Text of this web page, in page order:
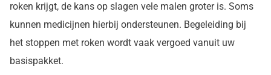
roken krijgt, de kans op slagen vele malen groter is. Soms
kunnen medicijnen hierbij ondersteunen. Begeleiding bij
het stoppen met roken wordt vaak vergoed vanuit uw
basispakket.